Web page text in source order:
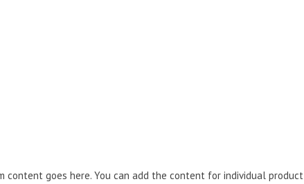
content goes here. You can add the content for individual product